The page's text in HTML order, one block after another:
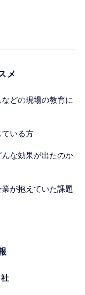
メ
どの現場の教育に
ている方
な効果が出たのか
が抱えていた課題